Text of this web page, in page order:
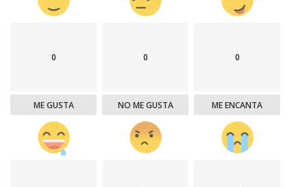
0
ME GUSTA
0
NO ME GUSTA
0
ME ENCANTA